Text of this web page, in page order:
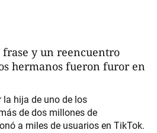
frase y un reencuentro
hermanos fueron furor en
la hija de uno de los
de dos millones de
a miles de usuarios en TikTok.